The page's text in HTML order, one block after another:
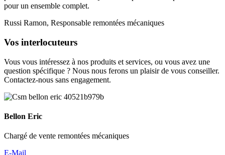
pour un ensemble complet.
Russi Ramon, Responsable remontées mécaniques
Vos interlocuteurs
Vous vous intéressez à nos produits et services, ou vous avez une
question spécifique ? Nous nous ferons un plaisir de vous conseiller.
Contactez-nous sans engagement.
Bellon Eric
Chargé de vente remontées mécaniques
E-Mail